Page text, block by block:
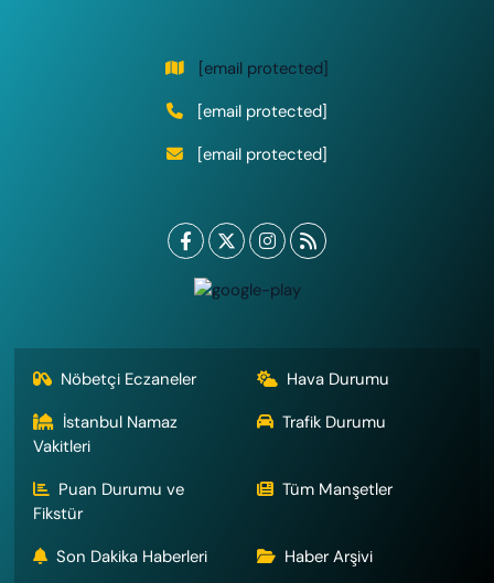
[email protected]
[email protected]
[email protected]
Nöbetçi Eczaneler
Hava Durumu
İstanbul Namaz
Vakitleri
Trafik Durumu
Puan Durumu ve
Fikstür
Tüm Manşetler
Son Dakika Haberleri Haber Arşivi